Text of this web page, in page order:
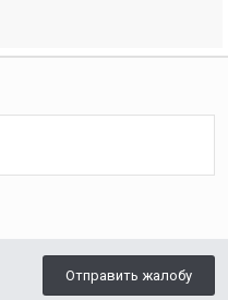
Отправить жалобу